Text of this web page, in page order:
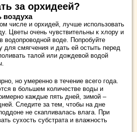
за орхидеей?
воздуха
числе и орхидей, лучше использовать
Цветы очень чувствительны к хлору и
водопроводной воде. Попробуйте
для смягчения и дать ей остыть перед
талой или дождевой водой
но умеренно в течение всего года.
в большем количестве воды и
каждые пять дней, зимой –
Следите за тем, чтобы на дне
не скапливалась влага. При
сухость субстрата и влажность